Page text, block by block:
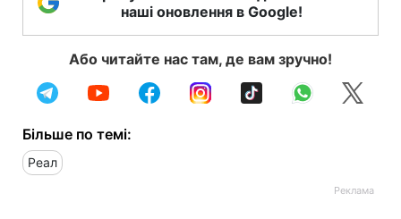
наші оновлення в Google!
Або читайте нас там, де вам зручно!
Більше по темі:
Реал